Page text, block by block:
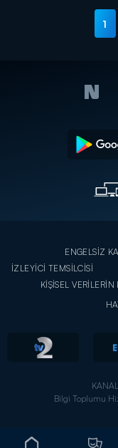
1
ENGELSİZ
İZLEYİCİ TEMSİLCİSİ
KİŞİSEL
Bilgi Toplumu